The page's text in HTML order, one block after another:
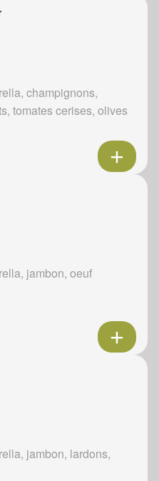
champignons,
tomates cerises, olives
jambon, oeuf
jambon, lardons,